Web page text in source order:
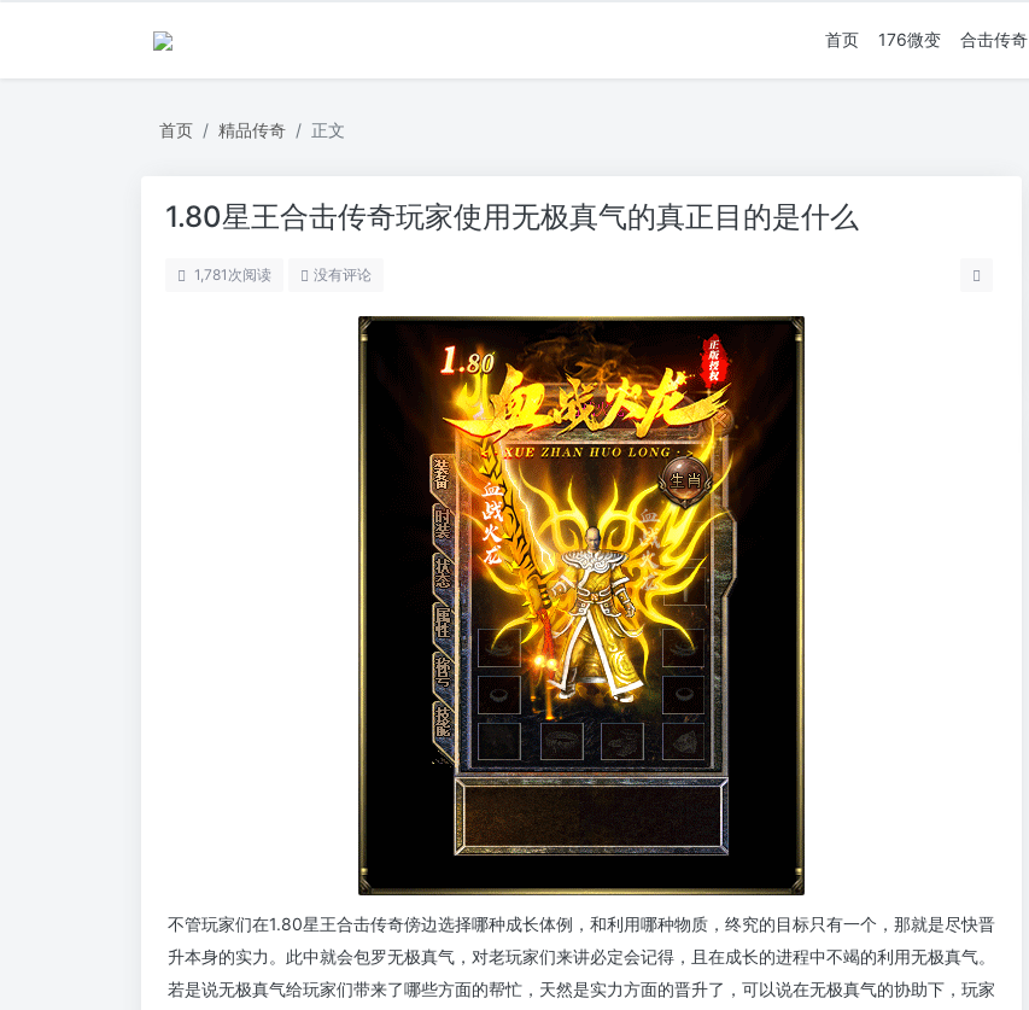
首页 176微变 合击传奇
首页 精品传奇 正文
1.80星王合击传奇玩家使用无极真气的真正目的是什么
1,781 次阅读 没有评论
不管玩家们在1.80星王合击传奇傍边选择哪种成长体例，和利用哪种物质，终究的目标只有一个，那就是尽快晋
升本身的实力。此中就会包罗无极真气，对老玩家们来讲必定会记得，且在成长的进程中不竭的利用无极真气。
若是说无极真气给玩家们带来了哪些方面的帮忙，天然是实力方面的晋升了，可以说在无极真气的协助下，玩家